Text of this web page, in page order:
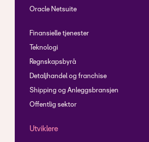
Oracle Netsuite
Finansielle tjenester
Teknologi
Regnskapsbyrå
Detaljhandel og franchise
Shipping og Anleggsbransjen
Offentlig sektor
Utviklere